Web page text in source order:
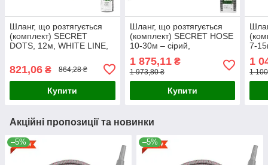
Шланг, що розтягується
(комплект) SECRET
DOTS, 12м, WHITE LINE,
821,06 ₴ 864,28 ₴
Купити
Шланг, що розтягується
(комплект) SECRET HOSE
10-30м – сірий,
1 875,11₴
1 973,80 ₴
Купити
7-
1
1
Акційні пропозиції та новинки
–5% –5%